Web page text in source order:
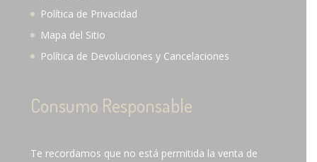
Política de Privacidad
Mapa del Sitio
Política de Devoluciones y Cancelaciones
Consumo Responsable
Te recordamos que no está permitida la venta de